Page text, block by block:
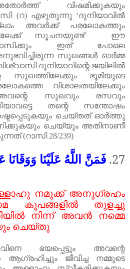
വിഷമിക്കുകയും
(റ) എഴുതുന്നു ‘ദുനിയാവിൽ
അവർക്ക് പരലോകത്തും
സൂചനയുണ്ട്
ഈ
ഇത് പോലെ
സുഖങ്ങൾ ഓർമ്മ
ദുനിയാവിന്റെ ജയിലിൽ
സുഖത്തിലേക്കും ഭൂമിയുടെ
വിശാലതയിലേക്കും
അവന്റെ സുഖവും രസവും
തന്റെ സന്തോഷം
ചെയ്തത് ഓർത്തു
ചെയ്യും അതിനാണീ
(റാസി28/239)
27. فَمَنَّ اللَّهُ عَلَيْنَا
നമുക്ക് അനുഗ്രഹം
കൂപങ്ങളിൽ
തുളച്ചു
നിന്ന് അവൻ
നമ്മെ
ചെയ്തു
ഭയപ്പെട്ടും
അവന്റെ
ആഗ്രഹിച്ചും ജീവിച്ച
നമ്മുടെ